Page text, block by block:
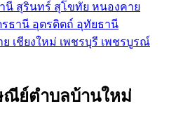
นี สุรินทร์ สุโขทัย หนองคาย
รธานี อุตรดิตถ์ อุทัยธานี
ย เชียงใหม่ เพชรบุรี เพชรบูรณ์
ณีย์ตำบลบ้านใหม่